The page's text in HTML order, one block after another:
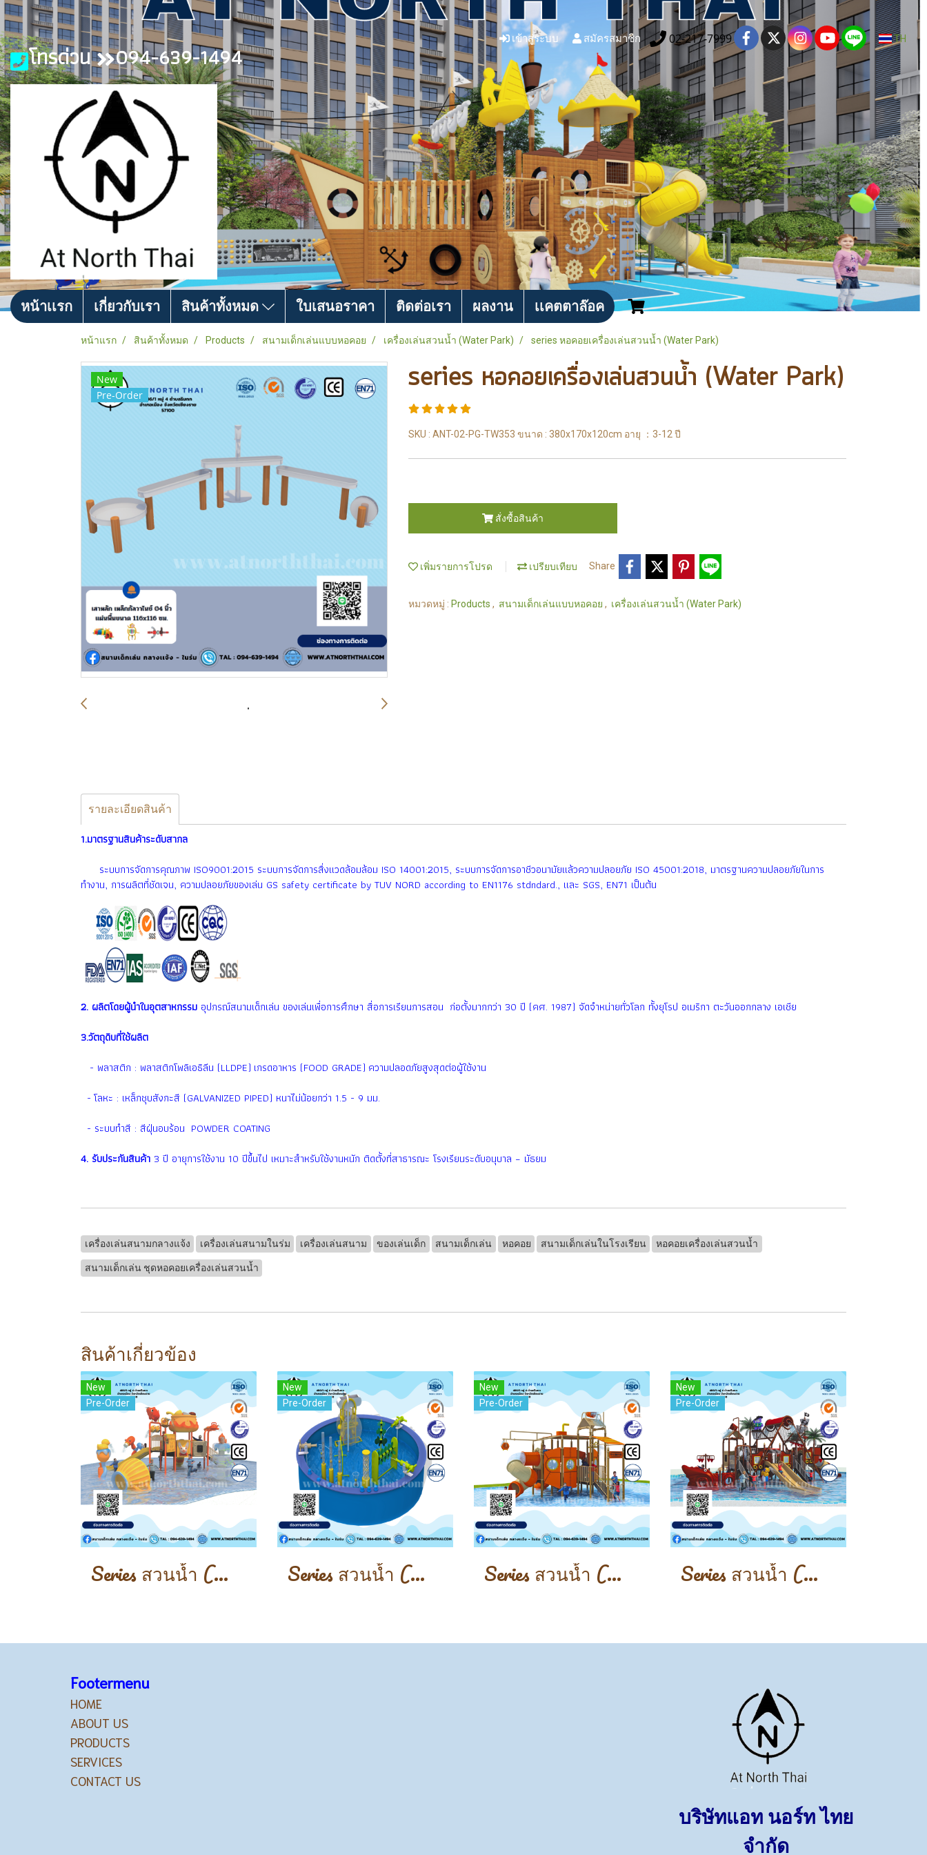
โทรด่วน 094-639-1494
เข้าสู่ระบบ สมัครสมาชิก 02-217-7999 TH
หน้าเเรก เกี่ยวกับเรา สินค้าทั้งหมด ใบเสนอราคา ติดต่อเรา ผลงาน เเคตตาล๊อค
หน้าแรก สินค้าทั้งหมด Products สนามเด็กเล่นแบบหอคอย เครื่องเล่นสวนน้ำ (Water Park) series หอคอยเครื่องเล่นสวนน้ำ (Water Park)
New
Pre-Order
series หอคอยเครื่องเล่นสวนน้ำ (Water Park)
SKU : ANT-02-PG-TW353 ขนาด : 380x170x120cm อายุ ：3-12 ปี
สั่งซื้อสินค้า
เพิ่มรายการโปรด เปรียบเทียบ Share
หมวดหมู่ : Products , สนามเด็กเล่นแบบหอคอย , เครื่องเล่นสวนน้ำ (Water Park)
รายละเอียดสินค้า
1.มาตรฐานสินค้าระดับสากล
ระบบการจัดการคุณภาพ ISO9001:2015 ระบบการจัดการสื่งเเวดล้อมล้อม ISO 14001:2015, ระบบการจัดการอาชีวอนามัยเเล้วความปลอยภัย ISO 45001:2018, มาตรฐานความปลอยภัยในการ
ทำงาน, การผลิตที่ชัดเจน, ความปลอยภัยของเล่น GS safety certificate by TUV NORD according to EN1176 stdndard., เเละ SGS, EN71 เป็นต้น
2. ผลิตโดยผู้นำในอุตสาหกรรม อุปกรณ์สนามเด็กเล่น ของเล่นเพื่อการศึกษา สื่อการเรียนการสอน ก่อตั้งมากกว่า 30 ปี (คศ. 1987) จัดจำหน่ายทั่วโลก ทั้งยุโรป อเมริกา ตะวันออกกลาง เอเชีย
3.วัตถุดิบที่ใช้ผลิต
- พลาสติก : พลาสติกโพลิเอธิลีน (LLDPE) เกรดอาหาร (FOOD GRADE) ความปลอดภัยสูงสุดต่อผู้ใช้งาน
- โลหะ : เหล็กชุบสังกะสี (GALVANIZED PIPED) หนาไม่น้อยกว่า 1.5 - 9 มม.
- ระบบทำสี : สีฝุ่นอบร้อน POWDER COATING
4. รับประกันสินค้า 3 ปี อายุการใช้งาน 10 ปีขึ้นไป เหมาะสำหรับใช้งานหนัก ติดตั้งที่สาธารณะ โรงเรียนระดับอนุบาล – มัธยม
เครื่องเล่นสนามกลางแจ้ง เครื่องเล่นสนามในร่ม เครื่องเล่นสนาม ของเล่นเด็ก สนามเด็กเล่น หอคอย สนามเด็กเล่นในโรงเรียน หอคอยเครื่องเล่นสวนน้ำ
สนามเด็กเล่น ชุดหอคอยเครื่องเล่นสวนน้ำ
สินค้าเกี่ยวข้อง
New
Pre-Order
Series สวนน้ำ (Water Park)
New
Pre-Order
Series สวนน้ำ (Water Park)
New
Pre-Order
Series สวนน้ำ (Water Park)
New
Pre-Order
Series สวนน้ำ (Water Park)
Footermenu
HOME
ABOUT US
PRODUCTS
SERVICES
CONTACT US
บริษัทแอท นอร์ท ไทย
จำกัด